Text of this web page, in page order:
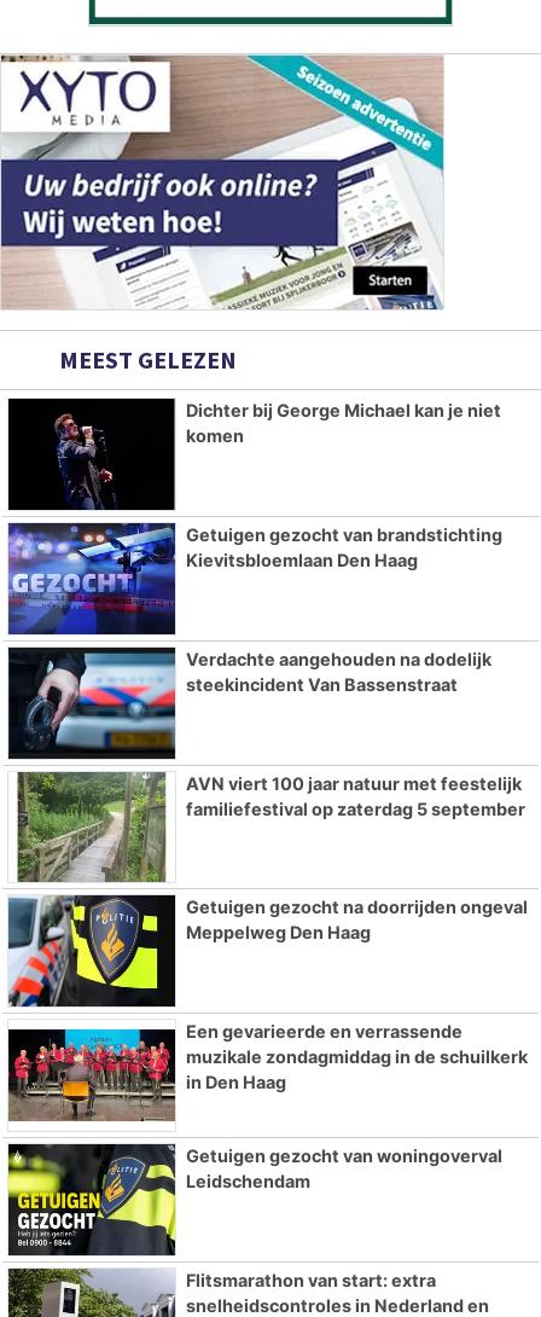
MEEST GELEZEN
Dichter bij George Michael kan je niet
komen
Getuigen gezocht van brandstichting
Kievitsbloemlaan Den Haag
Verdachte aangehouden na dodelijk
steekincident Van Bassenstraat
AVN viert 100 jaar natuur met feestelijk
familiefestival op zaterdag 5 september
Getuigen gezocht na doorrijden ongeval
Meppelweg Den Haag
Een gevarieerde en verrassende
muzikale zondagmiddag in de schuilkerk
in Den Haag
Getuigen gezocht van woningoverval
Leidschendam
Flitsmarathon van start: extra
snelheidscontroles in Nederland en